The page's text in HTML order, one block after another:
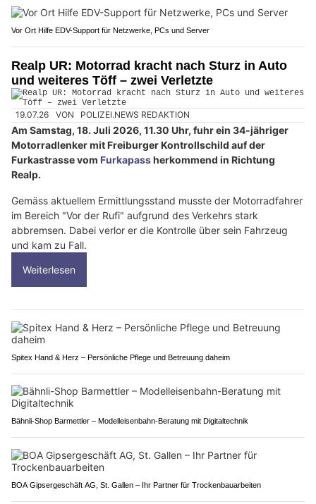
Vor Ort Hilfe EDV-Support für Netzwerke, PCs und Server
Realp UR: Motorrad kracht nach Sturz in Auto
und weiteres Töff – zwei Verletzte
19.07.26 VON POLIZEI.NEWS REDAKTION
Am Samstag, 18. Juli 2026, 11.30 Uhr, fuhr ein 34-jähriger
Motorradlenker mit Freiburger Kontrollschild auf der
Furkastrasse vom Furkapassherkommend in Richtung
Realp.
Gemäss aktuellem Ermittlungsstand musste der Motorradfahrer
im Bereich "Vor der Rufi" aufgrund des Verkehrs stark
abbremsen. Dabei verlor er die Kontrolle über sein Fahrzeug
und kam zu Fall.
Weiterlesen
Spitex Hand & Herz – Persönliche Pflege und Betreuung daheim
Bähnli-Shop Barmettler – Modelleisenbahn-Beratung mit Digitaltechnik
BOA Gipsergeschäft AG, St. Gallen – Ihr Partner für Trockenbauarbeiten